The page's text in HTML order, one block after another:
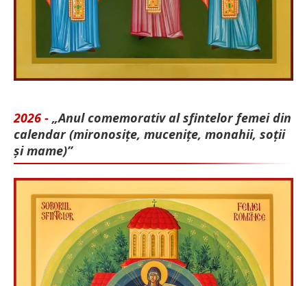
2026 - „Anul comemorativ al sfintelor femei din
calendar (mironosițe, mu­cenițe, monahii, soții
și mame)”